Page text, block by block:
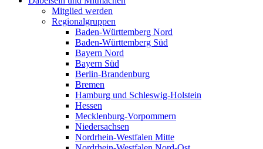
Mitglied werden
Regionalgruppen
Baden-Württemberg Nord
Baden-Württemberg Süd
Bayern Nord
Bayern Süd
Berlin-Brandenburg
Bremen
Hamburg und Schleswig-Holstein
Hessen
Mecklenburg-Vorpommern
Niedersachsen
Nordrhein-Westfalen Mitte